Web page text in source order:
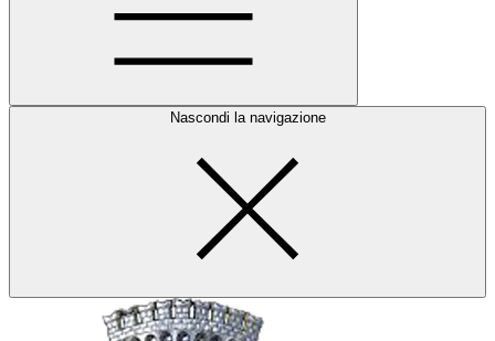
Nascondi la navigazione